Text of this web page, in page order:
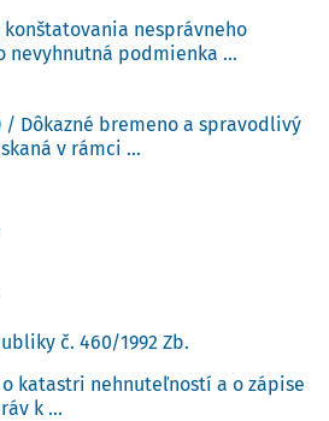
nesprávneho
nevyhnutná podmienka ...
/ Dôkazné bremeno a spravodlivý
v rámci ...
č. 460/1992 Zb.
o katastri nehnuteľností a o zápise
k ...